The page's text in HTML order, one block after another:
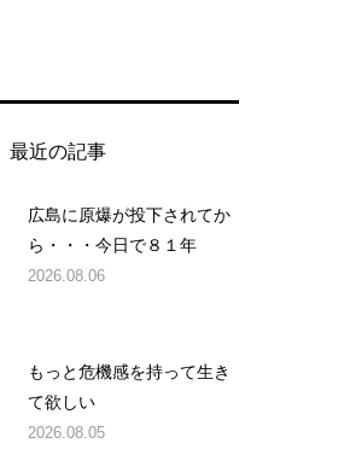
最近の記事
広島に原爆が投下されてか
ら・・・今日で８１年
2026.08.06
もっと危機感を持って生き
て欲しい
2026.08.05